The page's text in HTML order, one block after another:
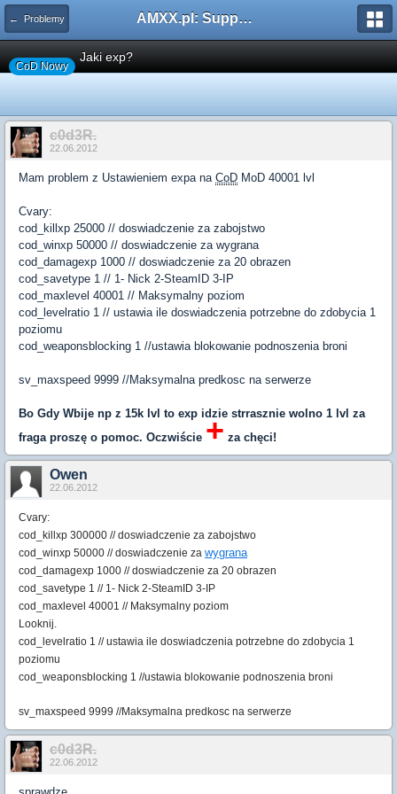
← Problemy AMXX.pl: Support AMX Mod X i SourceMod
CoD Nowy
Jaki exp?
c0d3R.
22.06.2012
Mam problem z Ustawieniem expa na CoD MoD 40001 lvl
Cvary:
cod_killxp 25000 // doswiadczenie za zabojstwo
cod_winxp 50000 // doswiadczenie za wygrana
cod_damagexp 1000 // doswiadczenie za 20 obrazen
cod_savetype 1 // 1- Nick 2-SteamID 3-IP
cod_maxlevel 40001 // Maksymalny poziom
cod_levelratio 1 // ustawia ile doswiadczenia potrzebne do zdobycia 1
poziomu
cod_weaponsblocking 1 //ustawia blokowanie podnoszenia broni
sv_maxspeed 9999 //Maksymalna predkosc na serwerze
Bo Gdy Wbije np z 15k lvl to exp idzie strrasznie wolno 1 lvl za
fraga proszę o pomoc. Oczwiście + za chęci!
Owen
22.06.2012
Cvary:
cod_killxp 300000 // doswiadczenie za zabojstwo
cod_winxp 50000 // doswiadczenie za wygrana
cod_damagexp 1000 // doswiadczenie za 20 obrazen
cod_savetype 1 // 1- Nick 2-SteamID 3-IP
cod_maxlevel 40001 // Maksymalny poziom
Looknij.
cod_levelratio 1 // ustawia ile doswiadczenia potrzebne do zdobycia 1
poziomu
cod_weaponsblocking 1 //ustawia blokowanie podnoszenia broni
sv_maxspeed 9999 //Maksymalna predkosc na serwerze
c0d3R.
22.06.2012